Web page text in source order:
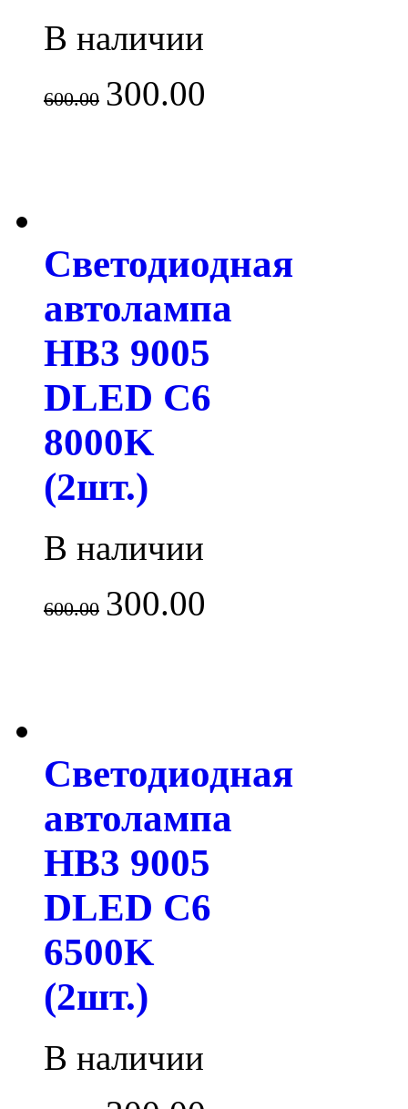
В наличии
600.00 300.00
Светодиодная
автолампа
HB3 9005
DLED C6
8000K
(2шт.)
В наличии
600.00 300.00
Светодиодная
автолампа
HB3 9005
DLED C6
6500K
(2шт.)
В наличии